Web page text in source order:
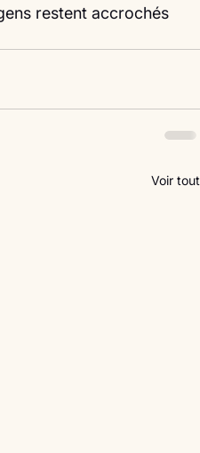
restent accrochés
Voir tout